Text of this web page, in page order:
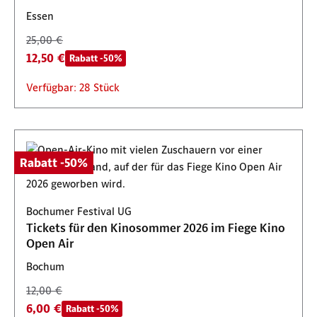
Essen
25,00 €
12,50 € Rabatt -50%
Verfügbar: 28 Stück
Rabatt -50%
Bochumer Festival UG
Tickets für den Kinosommer 2026 im Fiege Kino
Open Air
Bochum
12,00 €
6,00 € Rabatt -50%